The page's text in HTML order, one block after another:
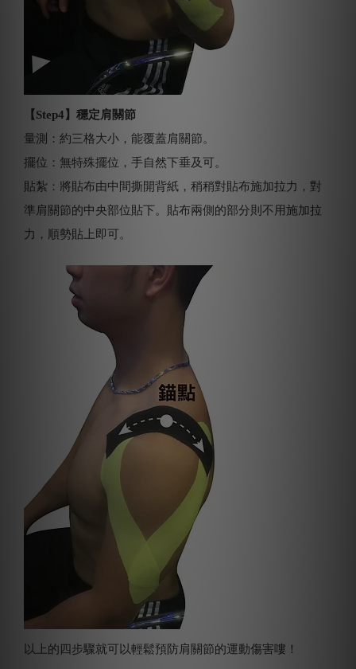
【Step4】穩定肩關節
量測：約三格大小，能覆蓋肩關節。
擺位：無特殊擺位，手自然下垂及可。
貼紮：將貼布由中間撕開背紙，稍稍對貼布施加拉力，對
準肩關節的中央部位貼下。貼布兩側的部分則不用施加拉
力，順勢貼上即可。
以上的四步驟就可以輕鬆預防肩關節的運動傷害嘍！